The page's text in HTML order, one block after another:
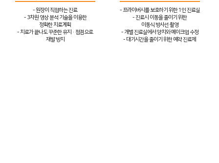
- 원장이 직접하는 진료
- 3차원 영상 분석 기술을 이용한
정확한 치료계획
- 치료가 끝나도 꾸준한 유지·점검으로
재발 방지
- 프라이버시를 보호하기 위한 1인 진료실
- 진료시 이동을 줄이기 위한
이동식 방사선 촬영
- 개별 진료실에서 양치와 메이크업 수정
- 대기시간을 줄이기 위한 예약 진료제